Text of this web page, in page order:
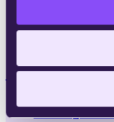
MBAs
MBA en